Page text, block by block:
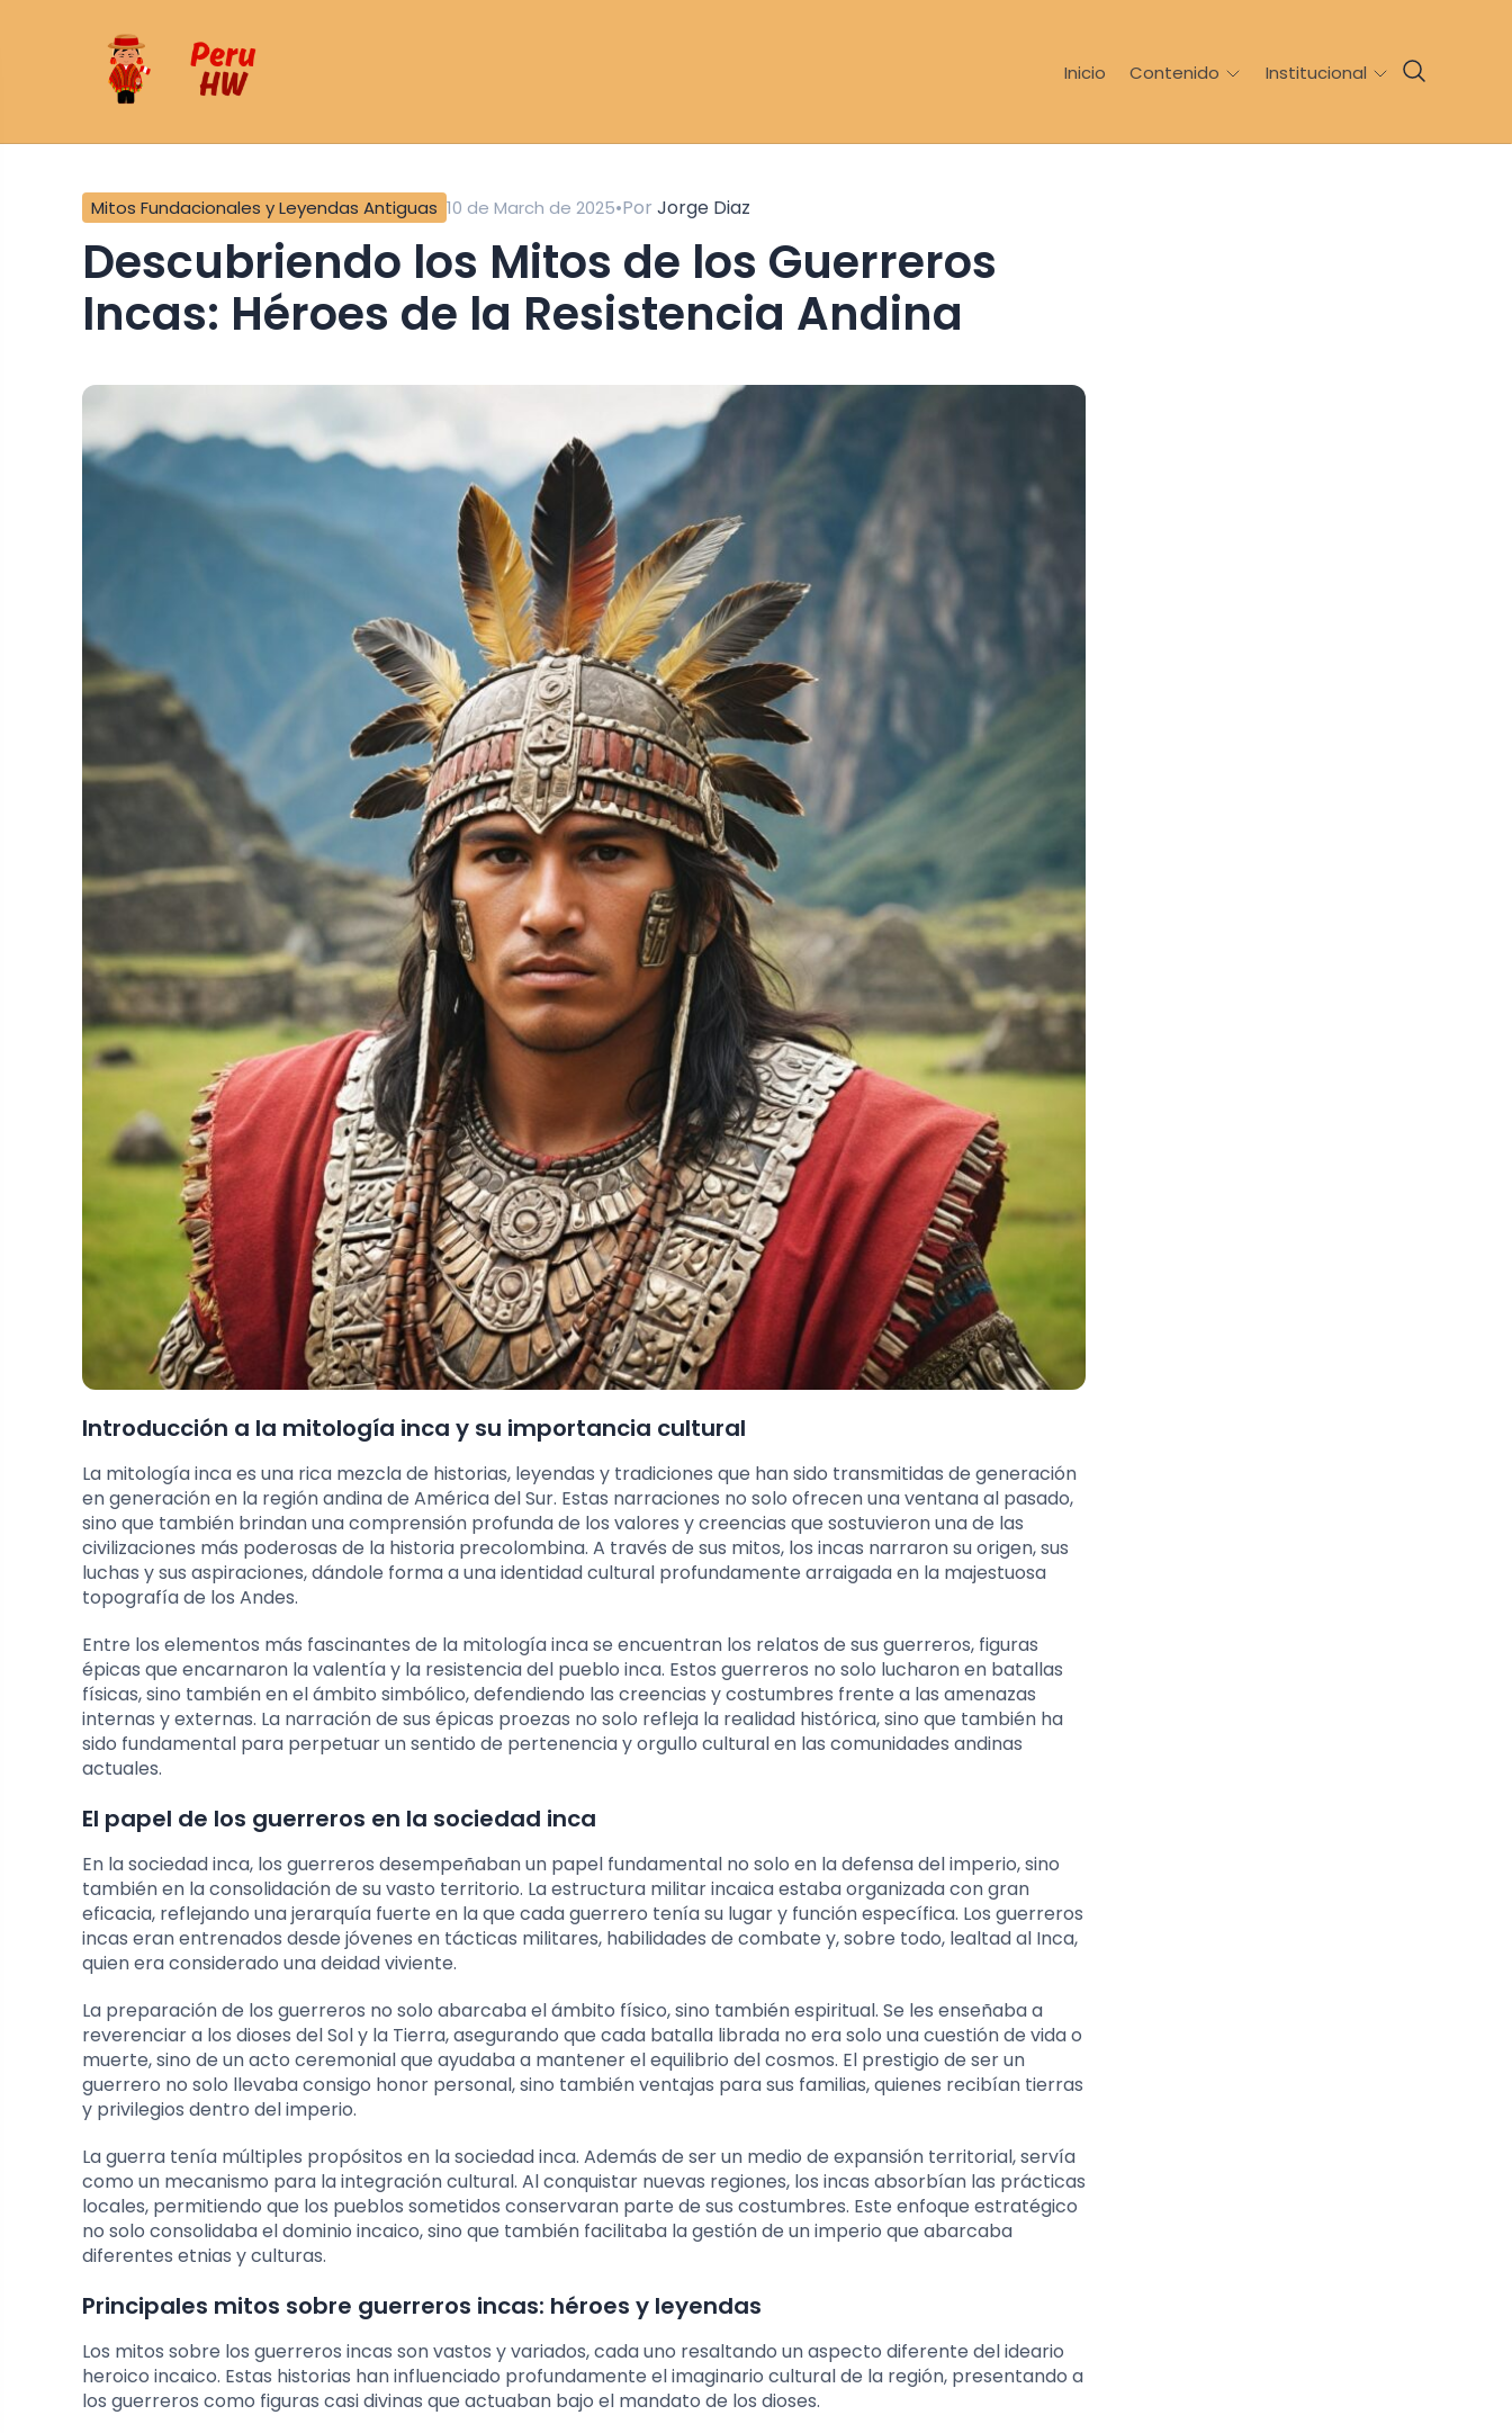
Inicio Contenido Institucional
Mitos Fundacionales y Leyendas Antiguas 10 de March de 2025•Por Jorge Diaz
Descubriendo los Mitos de los Guerreros
Incas: Héroes de la Resistencia Andina
Introducción a la mitología inca y su importancia cultural
La mitología inca es una rica mezcla de historias, leyendas y tradiciones que han sido transmitidas de generación
en generación en la región andina de América del Sur. Estas narraciones no solo ofrecen una ventana al pasado,
sino que también brindan una comprensión profunda de los valores y creencias que sostuvieron una de las
civilizaciones más poderosas de la historia precolombina. A través de sus mitos, los incas narraron su origen, sus
luchas y sus aspiraciones, dándole forma a una identidad cultural profundamente arraigada en la majestuosa
topografía de los Andes.
Entre los elementos más fascinantes de la mitología inca se encuentran los relatos de sus guerreros, figuras
épicas que encarnaron la valentía y la resistencia del pueblo inca. Estos guerreros no solo lucharon en batallas
físicas, sino también en el ámbito simbólico, defendiendo las creencias y costumbres frente a las amenazas
internas y externas. La narración de sus épicas proezas no solo refleja la realidad histórica, sino que también ha
sido fundamental para perpetuar un sentido de pertenencia y orgullo cultural en las comunidades andinas
actuales.
El papel de los guerreros en la sociedad inca
En la sociedad inca, los guerreros desempeñaban un papel fundamental no solo en la defensa del imperio, sino
también en la consolidación de su vasto territorio. La estructura militar incaica estaba organizada con gran
eficacia, reflejando una jerarquía fuerte en la que cada guerrero tenía su lugar y función específica. Los guerreros
incas eran entrenados desde jóvenes en tácticas militares, habilidades de combate y, sobre todo, lealtad al Inca,
quien era considerado una deidad viviente.
La preparación de los guerreros no solo abarcaba el ámbito físico, sino también espiritual. Se les enseñaba a
reverenciar a los dioses del Sol y la Tierra, asegurando que cada batalla librada no era solo una cuestión de vida o
muerte, sino de un acto ceremonial que ayudaba a mantener el equilibrio del cosmos. El prestigio de ser un
guerrero no solo llevaba consigo honor personal, sino también ventajas para sus familias, quienes recibían tierras
y privilegios dentro del imperio.
La guerra tenía múltiples propósitos en la sociedad inca. Además de ser un medio de expansión territorial, servía
como un mecanismo para la integración cultural. Al conquistar nuevas regiones, los incas absorbían las prácticas
locales, permitiendo que los pueblos sometidos conservaran parte de sus costumbres. Este enfoque estratégico
no solo consolidaba el dominio incaico, sino que también facilitaba la gestión de un imperio que abarcaba
diferentes etnias y culturas.
Principales mitos sobre guerreros incas: héroes y leyendas
Los mitos sobre los guerreros incas son vastos y variados, cada uno resaltando un aspecto diferente del ideario
heroico incaico. Estas historias han influenciado profundamente el imaginario cultural de la región, presentando a
los guerreros como figuras casi divinas que actuaban bajo el mandato de los dioses.